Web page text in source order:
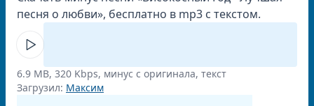
песня о любви», бесплатно в mp3 с текстом.
6.9 MB, 320 Kbps, минус с оригинала, текст
Загрузил: Максим